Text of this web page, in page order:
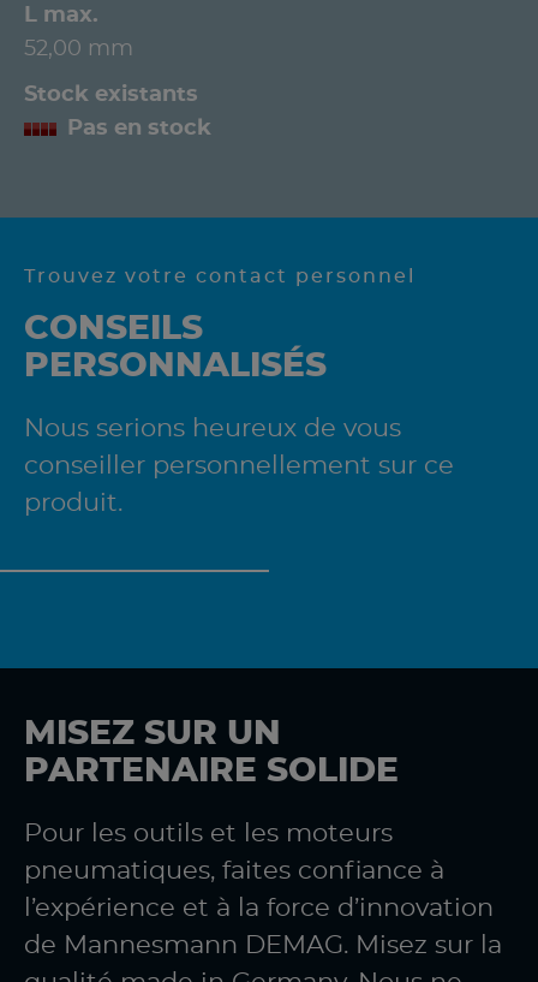
L max.
52,00 mm
Stock existants
Pas en stock
Trouvez votre contact personnel
CONSEILS
PERSONNALISÉS
Nous serions heureux de vous
conseiller personnellement sur ce
produit.
MISEZ SUR UN
PARTENAIRE SOLIDE
Pour les outils et les moteurs
pneumatiques, faites confiance à
l’expérience et à la force d’innovation
de Mannesmann DEMAG. Misez sur la